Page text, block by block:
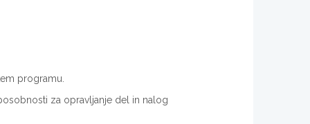
programu.
za opravljanje del in nalog